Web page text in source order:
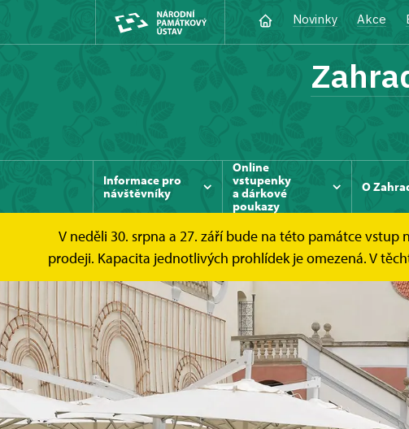
Novinky Akce
Informace pro
návštěvníky
Online
vstupenky
a dárkové
poukazy
O
V neděli 30. srpna a 27. září bude na této památce
prodeji. Kapacita jednotlivých prohlídek je omezená. V